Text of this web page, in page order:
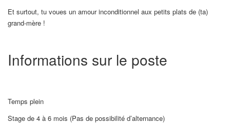
Et surtout, tu voues un amour inconditionnel aux petits plats de (ta)
grand-mère !
Informations sur le poste
Temps plein
Stage de 4 à 6 mois (Pas de possibilité d’alternance)